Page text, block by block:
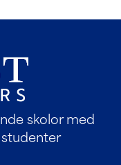
skolor med